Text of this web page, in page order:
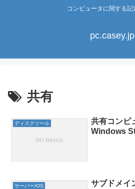
コンピュータに関する記
pc.casey.jp
共有
ディスクツール
共有コンピ
Windows
サーバー/OS サブドメイ